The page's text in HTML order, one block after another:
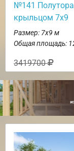
№141
крыльцом 7х9
Размер: 7х9 м
Общая площадь:
3419700